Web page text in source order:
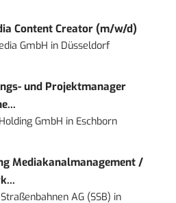
Content Creator (m/w/d)
GmbH in Düsseldorf
und Projektmanager
GmbH in Eschborn
Mediakanalmanagement /
AG (SSB) in